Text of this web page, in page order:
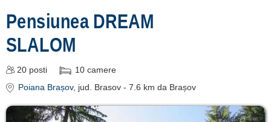
Pensiunea DREAM
SLALOM
20 posti 10 camere
Poiana Brașov, jud. Brasov - 7.6 km da Brașov